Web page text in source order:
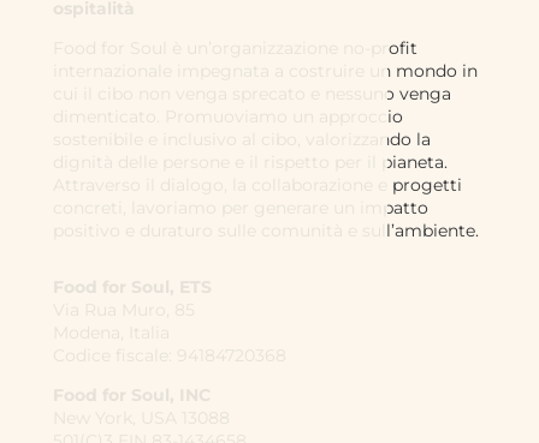
Food for Soul è un’organizzazione no-profit
internazionale impegnata a costruire un mondo in
cui il cibo non venga sprecato e nessuno venga
dimenticato. Promuoviamo un approccio
sostenibile e inclusivo al cibo, valorizzando la
dignità delle persone e il rispetto per il pianeta.
Attraverso il dialogo, la collaborazione e progetti
concreti, lavoriamo per generare un impatto
positivo e duraturo sulle comunità e sull’ambiente.